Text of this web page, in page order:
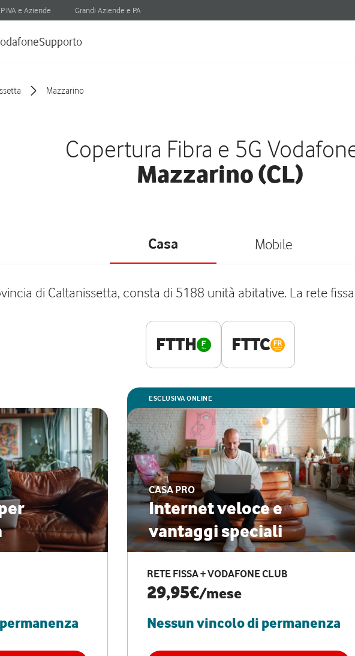
P.IVA e Aziende Grandi Aziende e PA
Supporto
Mazzarino
Copertura Fibra e 5G
Mazzarino (CL)
Casa Mobile
di Caltanissetta, consta di 5188 unità abitative. La rete
FTTH FTTC
ESCLUSIVA ONLINE
CASA PRO
Internet veloce e
vantaggi speciali
RETE FISSA + VODAFONE CLUB
29,95€/mese
Nessun vincolo di permanenza